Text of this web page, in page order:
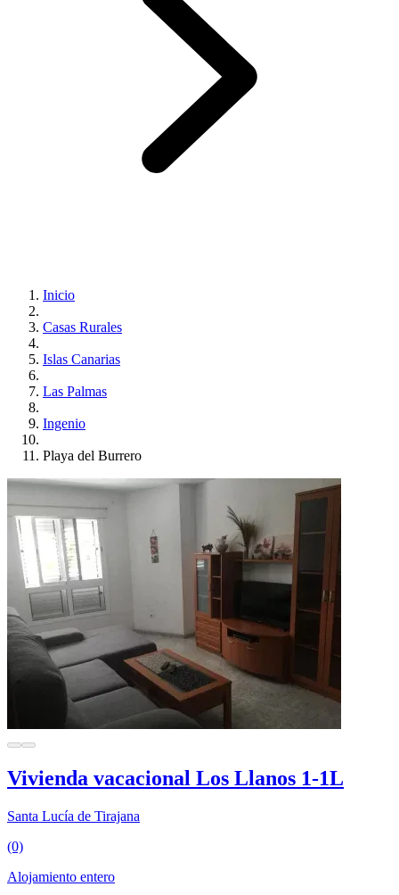
Inicio
Casas Rurales
Islas Canarias
Las Palmas
Ingenio
Playa del Burrero
Vivienda vacacional Los Llanos 1-1L
Santa Lucía de Tirajana
(0)
Alojamiento entero